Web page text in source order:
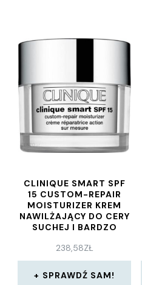
CLINIQUE SMART SPF
15 CUSTOM-REPAIR
MOISTURIZER KREM
NAWILŻAJĄCY DO CERY
SUCHEJ I BARDZO
238,58ZŁ
SPRAWDŹ SAM!